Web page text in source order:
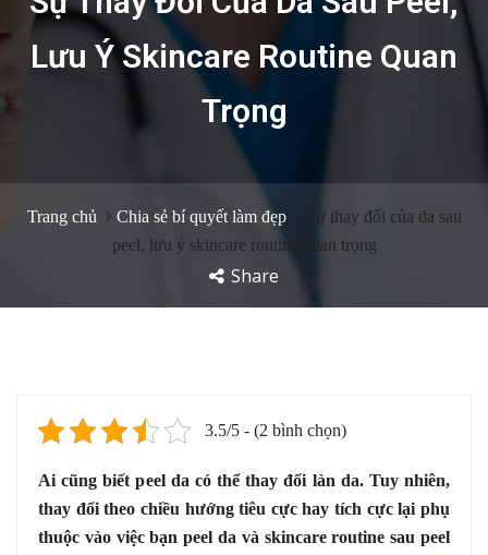
Lưu Ý Skincare Routine Quan
Trọng
Trang chủ Chia sẻ bí quyết làm đẹp
Sự thay đổi của da sau
peel, lưu ý skincare routine quan trọng
Share
3.5/5 - (2 bình chọn)
Ai cũng biết peel da có thể thay đổi làn da. Tuy nhiên,
thay đổi theo chiều hướng tiêu cực hay tích cực lại phụ
thuộc vào việc bạn peel da và skincare routine sau peel